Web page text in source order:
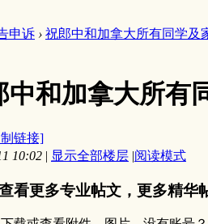
申诉 › 祝郎中和加拿大所有同学及
中和加拿大所有
链接]
10:02 | 显示全部楼层 |阅读模式
看更多专业帖文，更多精华